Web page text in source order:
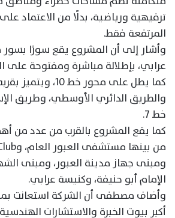
ترفيهية ورياضية، بدلًا من الاعتماد على
المرتفعة فقط.
وأشار إلى أن المشروع يقع سورًا
عرابي، بإطلالة مباشرة ومفتوحة على
كما يطل على محور خط
والطريق الدائري الأوسطي، وطريق
خط 7.
كما يقع المشروع بالقرب من عدد من
ومبنى جهاز مدينة العبور، ومبنى
الإمام أبو حنيفة، وكنيسة عرابي.
وأضاف مصطفى أن الشركة استعانت
أكبر بيوت الخبرة والاستشارات